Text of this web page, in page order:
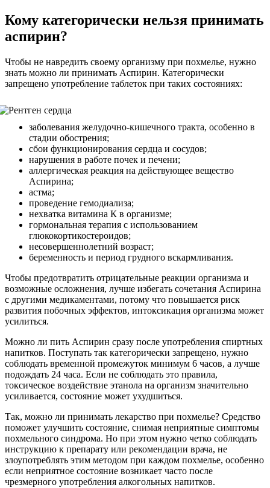
Кому категорически нельзя принимать
аспирин?
Чтобы не навредить своему организму при похмелье, нужно
знать можно ли принимать Аспирин. Категорически
запрещено употребление таблеток при таких состояниях:
заболевания желудочно-кишечного тракта, особенно в
стадии обострения;
сбои функционирования сердца и сосудов;
нарушения в работе почек и печени;
аллергическая реакция на действующее вещество
Аспирина;
астма;
проведение гемодиализа;
нехватка витамина К в организме;
гормональная терапия с использованием
глюкокортикостероидов;
несовершеннолетний возраст;
беременность и период грудного вскармливания.
Чтобы предотвратить отрицательные реакции организма и
возможные осложнения, лучше избегать сочетания Аспирина
с другими медикаментами, потому что повышается риск
развития побочных эффектов, интоксикация организма может
усилиться.
Можно ли пить Аспирин сразу после употребления спиртных
напитков. Поступать так категорически запрещено, нужно
соблюдать временной промежуток минимум 6 часов, а лучше
подождать 24 часа. Если не соблюдать это правила,
токсическое воздействие этанола на организм значительно
усиливается, состояние может ухудшиться.
Так, можно ли принимать лекарство при похмелье? Средство
поможет улучшить состояние, снимая неприятные симптомы
похмельного синдрома. Но при этом нужно четко соблюдать
инструкцию к препарату или рекомендации врача, не
злоупотреблять этим методом при каждом похмелье, особенно
если неприятное состояние возникает часто после
чрезмерного употребления алкогольных напитков.